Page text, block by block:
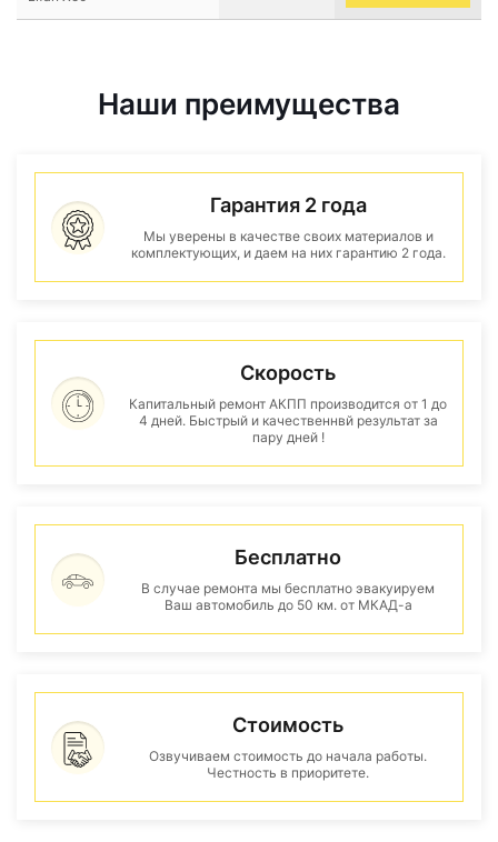
Наши преимущества
Гарантия 2 года
Мы уверены в качестве своих материалов и
комплектующих, и даем на них гарантию 2 года.
Скорость
Капитальный ремонт АКПП производится от 1 до
4 дней. Быстрый и качественнвй результат за
пару дней !
Бесплатно
В случае ремонта мы бесплатно эвакуируем
Ваш автомобиль до 50 км. от МКАД-а
Стоимость
Озвучиваем стоимость до начала работы.
Честность в приоритете.